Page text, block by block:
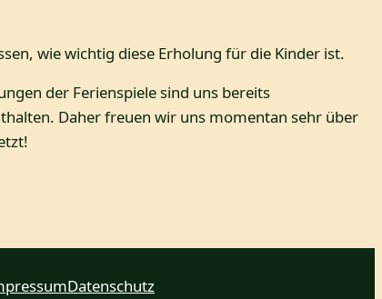
wie wichtig diese Erholung für die Kinder ist.
der Ferienspiele sind uns bereits
Daher freuen wir uns momentan sehr über
Datenschutz